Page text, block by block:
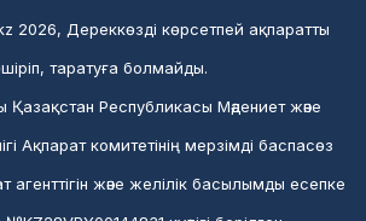
2026, Дереккөзді көрсетпей ақпаратты
таратуға болмайды.
Қазақстан Республикасы Мәдениет және
Ақпарат комитетінің мерзімді баспасөз
және желілік басылымды есепке